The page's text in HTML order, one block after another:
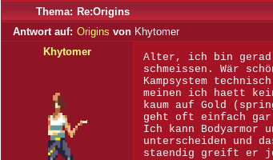
Thema: Re:Origins
Antwort auf: Origins von Khytomer
Khytomer
Alter, ich bin gerad
schmeissen. Wär
Kampsystem
meinen ich haett
kaum auf Gold
geht oft einfach
Ich kann Bodyarmor
unterscheiden und
staendig greift er